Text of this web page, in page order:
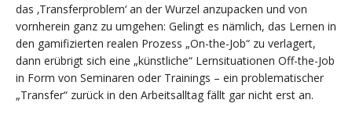
das ‚Transferproblem‘ an der Wurzel anzupacken und von
vornherein ganz zu umgehen: Gelingt es nämlich, das Lernen in
den gamifizierten realen Prozess „On-the-Job“ zu verlagert,
dann erübrigt sich eine „künstliche“ Lernsituationen Off-the-Job
in Form von Seminaren oder Trainings – ein problematischer
„Transfer“ zurück in den Arbeitsalltag fällt gar nicht erst an.